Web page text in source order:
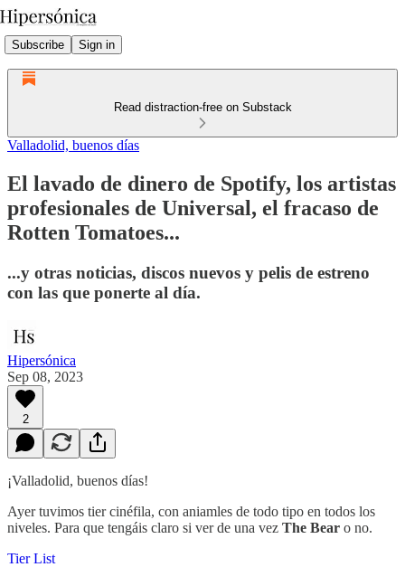
Subscribe Sign in
Read distraction-free on Substack
Valladolid, buenos días
El lavado de dinero de Spotify, los artistas
profesionales de Universal, el fracaso de
Rotten Tomatoes...
...y otras noticias, discos nuevos y pelis de estreno
con las que ponerte al día.
Hipersónica
Sep 08, 2023
2
¡Valladolid, buenos días!
Ayer tuvimos tier cinéfila, con aniamles de todo tipo en todos los
niveles. Para que tengáis claro si ver de una vez The Bear o no.
Tier List